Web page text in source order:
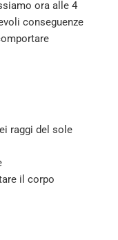
ora alle 4
conseguenze
raggi del sole
il corpo